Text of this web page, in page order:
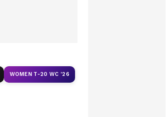
WOMEN T-20 WC '26